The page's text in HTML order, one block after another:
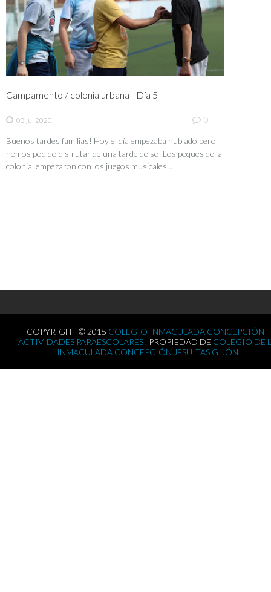
Campamento / colonia urbana - Día 5
03 jul 2020 0
Buenos tardes familias! Hoy el día empezaba nublado pero
hemos podido disfrutar de una tarde de sol.Los peques de la
colonia empezaron con los juegos musicales...
COPYRIGHT © 2015 COLEGIO INMACULADA CONCEPCIÓN -
ACTIVIDADES PARAESCOLARES . PROPIEDAD DE COLEGIO DE
INMACULADA CONCEPCIÓN JESUITAS GIJÓN